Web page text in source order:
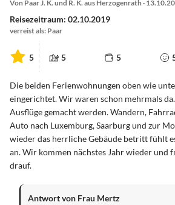
Von Paar J. K. und R. K. aus Herzogenrath ·
Reisezeitraum: 02.10.2019
verreist als: Paar
5 5 5
Die beiden Ferienwohnungen oben wie
eingerichtet. Wir waren schon mehrmals
Ausflüge gemacht werden. Wandern,
Auto nach Luxemburg, Saarburg und zur
wieder das herrliche Gebäude betritt fühlt
an. Wir kommen nächstes Jahr wieder und
drauf.
Antwort von Frau Mertz